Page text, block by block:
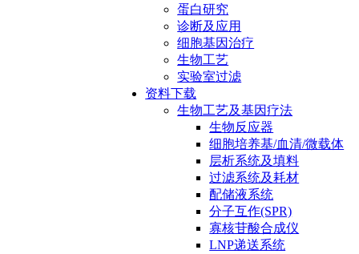
蛋白研究
诊断及应用
细胞基因治疗
生物工艺
实验室过滤
资料下载
生物工艺及基因疗法
生物反应器
细胞培养基/血清/微载体
层析系统及填料
过滤系统及耗材
配储液系统
分子互作(SPR)
寡核苷酸合成仪
LNP递送系统